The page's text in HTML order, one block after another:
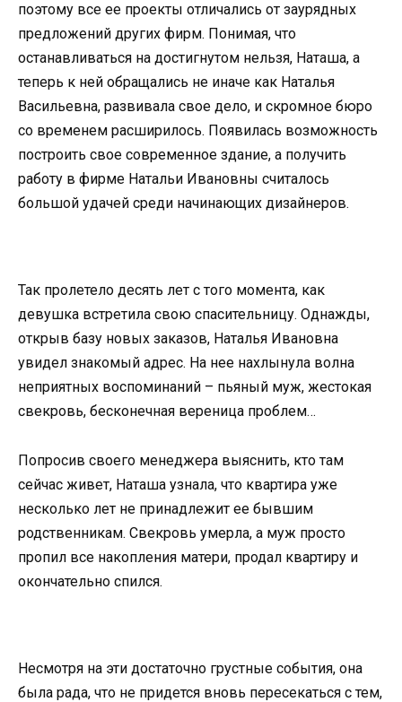
поэтому все ее проекты отличались от заурядных
предложений других фирм. Понимая, что
останавливаться на достигнутом нельзя, Наташа, а
теперь к ней обращались не иначе как Наталья
Васильевна, развивала свое дело, и скромное бюро
со временем расширилось. Появилась возможность
построить свое современное здание, а получить
работу в фирме Натальи Ивановны считалось
большой удачей среди начинающих дизайнеров.
Так пролетело десять лет с того момента, как
девушка встретила свою спасительницу. Однажды,
открыв базу новых заказов, Наталья Ивановна
увидел знакомый адрес. На нее нахлынула волна
неприятных воспоминаний – пьяный муж, жестокая
свекровь, бесконечная вереница проблем…
Попросив своего менеджера выяснить, кто там
сейчас живет, Наташа узнала, что квартира уже
несколько лет не принадлежит ее бывшим
родственникам. Свекровь умерла, а муж просто
пропил все накопления матери, продал квартиру и
окончательно спился.
Несмотря на эти достаточно грустные события, она
была рада, что не придется вновь пересекаться с тем,